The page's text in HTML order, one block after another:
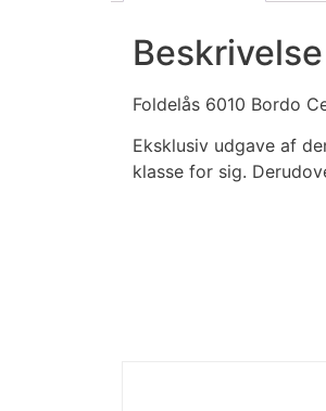
Beskrivelse
Foldelås 6010 Bordo
Eksklusiv udgave af
klasse for sig.